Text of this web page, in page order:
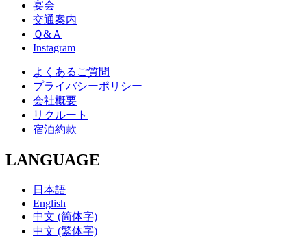
宴会
交通案内
Ｑ&Ａ
Instagram
よくあるご質問
プライバシーポリシー
会社概要
リクルート
宿泊約款
LANGUAGE
日本語
English
中文 (简体字)
中文 (繁体字)